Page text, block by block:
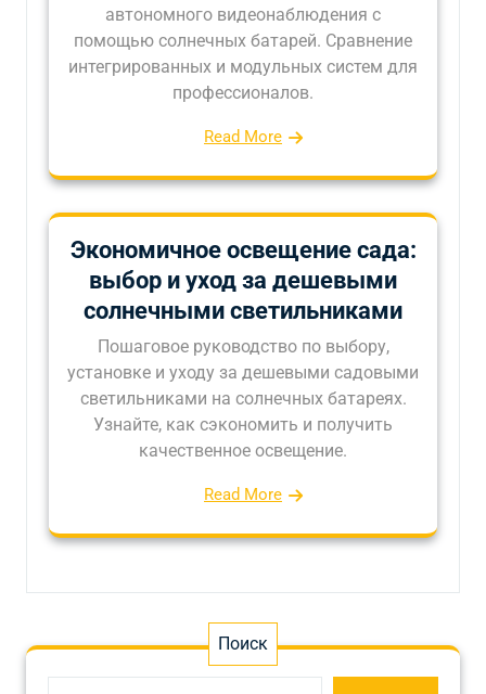
автономного видеонаблюдения с
помощью солнечных батарей. Сравнение
интегрированных и модульных систем для
профессионалов.
Read More
Экономичное освещение сада:
выбор и уход за дешевыми
солнечными светильниками
Пошаговое руководство по выбору,
установке и уходу за дешевыми садовыми
светильниками на солнечных батареях.
Узнайте, как сэкономить и получить
качественное освещение.
Read More
Поиск